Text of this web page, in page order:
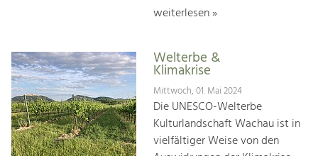
weiterlesen »
Welterbe &
Klimakrise
Mittwoch, 01. Mai 2024
Die UNESCO-Welterbe
Kulturlandschaft Wachau ist in
vielfältiger Weise von den